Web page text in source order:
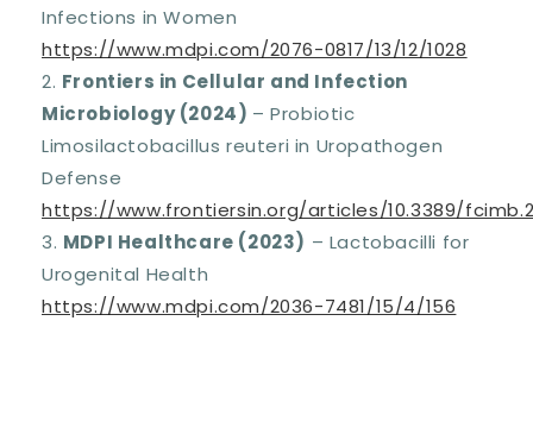
Infections in Women
https://www.mdpi.com/2076-0817/13/12/1028
Frontiers in Cellular and Infection
Microbiology (2024) – Probiotic
Limosilactobacillus reuteri in Uropathogen
Defense
https://www.frontiersin.org/articles/10.3389/
MDPI Healthcare (2023) – Lactobacilli for
Urogenital Health
https://www.mdpi.com/2036-7481/15/4/156